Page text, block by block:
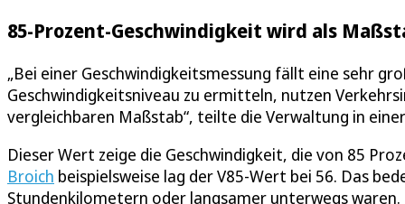
85-Prozent-Geschwindigkeit wird als
„Bei einer Geschwindigkeitsmessung fällt eine sehr
Geschwindigkeitsniveau zu ermitteln, nutzen
vergleichbaren Maßstab“, teilte die Verwaltung in
Dieser Wert zeige die Geschwindigkeit, die von 85
Broich beispielsweise lag der V85-Wert bei 56. Das
Stundenkilometern oder langsamer unterwegs waren.